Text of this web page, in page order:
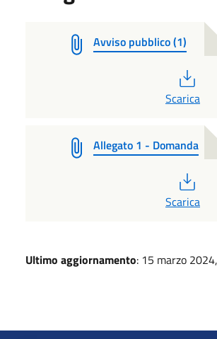
Avviso pubblico (1)
Scarica
Allegato 1 - Domanda
Scarica
Ultimo aggiornamento: 15 marzo